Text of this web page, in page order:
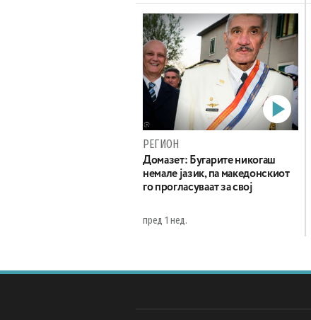
РЕГИОН
Домазет: Бугарите никогаш
немале јазик, па македонскиот
го прогласуваат за свој
пред 1 нед.